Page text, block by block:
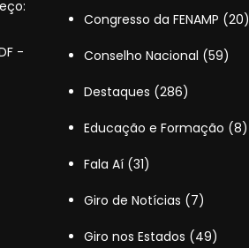
-
Congresso da FENAMP (20)
Conselho Nacional (59)
Destaques (286)
Educação e Formação (8)
Fala Aí(31)
Giro de Notícias (7)
Giro nos Estados (49)